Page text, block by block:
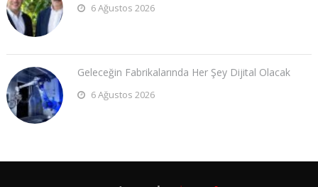
6 Ağustos 2026
Geleceğin Fabrikalarında Her Şey Dijital Olacak
6 Ağustos 2026